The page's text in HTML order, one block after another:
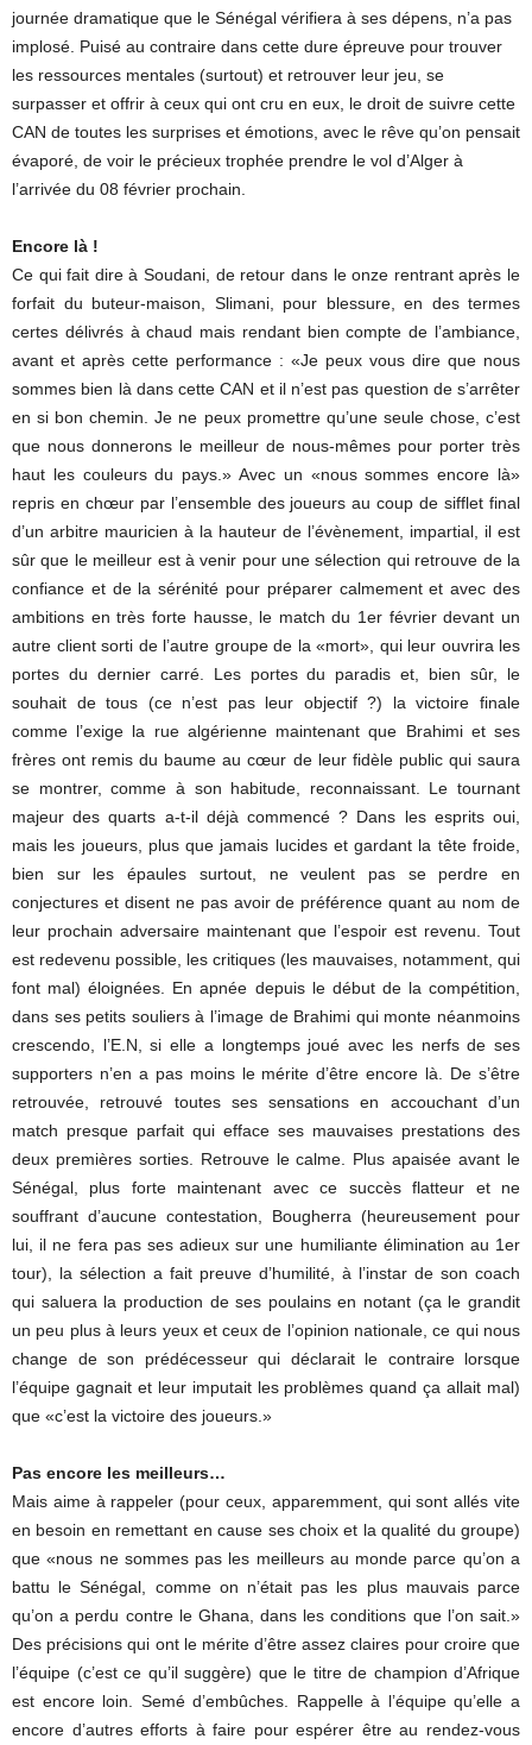
journée dramatique que le Sénégal vérifiera à ses dépens, n’a pas
implosé. Puisé au contraire dans cette dure épreuve pour trouver
les ressources mentales (surtout) et retrouver leur jeu, se
surpasser et offrir à ceux qui ont cru en eux, le droit de suivre cette
CAN de toutes les surprises et émotions, avec le rêve qu’on pensait
évaporé, de voir le précieux trophée prendre le vol d’Alger à
l’arrivée du 08 février prochain.
Encore là !
Ce qui fait dire à Soudani, de retour dans le onze rentrant après le
forfait du buteur-maison, Slimani, pour blessure, en des termes
certes délivrés à chaud mais rendant bien compte de l’ambiance,
avant et après cette performance : «Je peux vous dire que nous
sommes bien là dans cette CAN et il n’est pas question de s’arrêter
en si bon chemin. Je ne peux promettre qu’une seule chose, c’est
que nous donnerons le meilleur de nous-mêmes pour porter très
haut les couleurs du pays.» Avec un «nous sommes encore là»
repris en chœur par l’ensemble des joueurs au coup de sifflet final
d’un arbitre mauricien à la hauteur de l’évènement, impartial, il est
sûr que le meilleur est à venir pour une sélection qui retrouve de la
confiance et de la sérénité pour préparer calmement et avec des
ambitions en très forte hausse, le match du 1er février devant un
autre client sorti de l’autre groupe de la «mort», qui leur ouvrira les
portes du dernier carré. Les portes du paradis et, bien sûr, le
souhait de tous (ce n’est pas leur objectif ?) la victoire finale
comme l’exige la rue algérienne maintenant que Brahimi et ses
frères ont remis du baume au cœur de leur fidèle public qui saura
se montrer, comme à son habitude, reconnaissant. Le tournant
majeur des quarts a-t-il déjà commencé ? Dans les esprits oui,
mais les joueurs, plus que jamais lucides et gardant la tête froide,
bien sur les épaules surtout, ne veulent pas se perdre en
conjectures et disent ne pas avoir de préférence quant au nom de
leur prochain adversaire maintenant que l’espoir est revenu. Tout
est redevenu possible, les critiques (les mauvaises, notamment, qui
font mal) éloignées. En apnée depuis le début de la compétition,
dans ses petits souliers à l’image de Brahimi qui monte néanmoins
crescendo, l’E.N, si elle a longtemps joué avec les nerfs de ses
supporters n’en a pas moins le mérite d’être encore là. De s’être
retrouvée, retrouvé toutes ses sensations en accouchant d’un
match presque parfait qui efface ses mauvaises prestations des
deux premières sorties. Retrouve le calme. Plus apaisée avant le
Sénégal, plus forte maintenant avec ce succès flatteur et ne
souffrant d’aucune contestation, Bougherra (heureusement pour
lui, il ne fera pas ses adieux sur une humiliante élimination au 1er
tour), la sélection a fait preuve d’humilité, à l’instar de son coach
qui saluera la production de ses poulains en notant (ça le grandit
un peu plus à leurs yeux et ceux de l’opinion nationale, ce qui nous
change de son prédécesseur qui déclarait le contraire lorsque
l’équipe gagnait et leur imputait les problèmes quand ça allait mal)
que «c’est la victoire des joueurs.»
Pas encore les meilleurs…
Mais aime à rappeler (pour ceux, apparemment, qui sont allés vite
en besoin en remettant en cause ses choix et la qualité du groupe)
que «nous ne sommes pas les meilleurs au monde parce qu’on a
battu le Sénégal, comme on n’était pas les plus mauvais parce
qu’on a perdu contre le Ghana, dans les conditions que l’on sait.»
Des précisions qui ont le mérite d’être assez claires pour croire que
l’équipe (c’est ce qu’il suggère) que le titre de champion d’Afrique
est encore loin. Semé d’embûches. Rappelle à l’équipe qu’elle a
encore d’autres efforts à faire pour espérer être au rendez-vous